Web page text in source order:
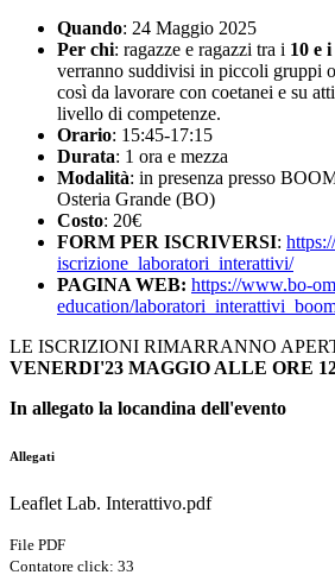
Quando: 24 Maggio 2025
Per chi: ragazze e ragazzi tra i 10 e
verranno suddivisi in piccoli gruppi
così da lavorare con coetanei e su
livello di competenze.
Orario: 15:45-17:15
Durata: 1 ora e mezza
Modalità: in presenza presso
Osteria Grande (BO)
Costo: 20€
FORM PER ISCRIVERSI:
iscrizione_laboratori_ interattivi/
PAGINA WEB: https://www.bo-
education/laboratori_
LE ISCRIZIONI RIMARRANNO
VENERDI'23 MAGGIO ALLE ORE
In allegato la locandina dell'evento
Allegati
Leaflet Lab. Interattivo.pdf
File PDF
Contatore click: 33